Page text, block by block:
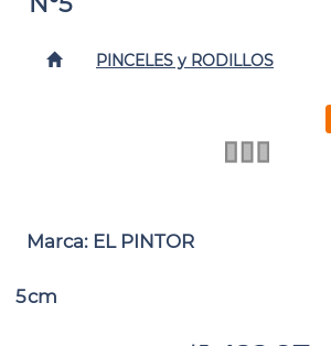
PINCELES y RODILLOS
Marca: EL PINTOR
5cm